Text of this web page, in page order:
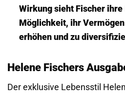
Wirkung sieht Fischer
Möglichkeit, ihr
erhöhen und zu
Helene Fischers
Der exklusive Lebensstil